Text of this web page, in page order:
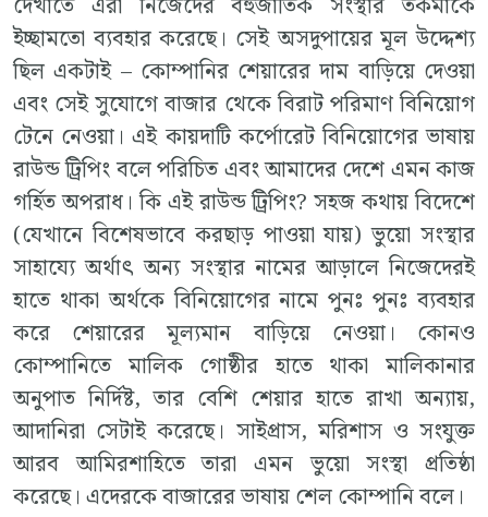
ইচ্ছামতো ব্যবহার করেছে। সেই অসদুপায়ের মূল উদ্দেশ্য
ছিল একটাই – কোম্পানির শেয়ারের দাম বাড়িয়ে দেওয়া
এবং সেই সুযোগে বাজার থেকে বিরাট পরিমাণ বিনিয়োগ
টেনে নেওয়া। এই কায়দাটি কর্পোরেট বিনিয়োগের ভাষায়
রাউন্ড ট্রিপিং বলে পরিচিত এবং আমাদের দেশে এমন কাজ
গর্হিত অপরাধ। কি এই রাউন্ড ট্রিপিং? সহজ কথায় বিদেশে
(যেখানে বিশেষভাবে করছাড় পাওয়া যায়) ভুয়ো সংস্থার
সাহায্যে অর্থাৎ অন্য সংস্থার নামের আড়ালে নিজেদেরই
হাতে থাকা অর্থকে বিনিয়োগের নামে পুনঃ পুনঃ ব্যবহার
করে শেয়ারের মূল্যমান বাড়িয়ে নেওয়া। কোনও
কোম্পানিতে মালিক গোষ্ঠীর হাতে থাকা মালিকানার
অনুপাত নির্দিষ্ট, তার বেশি শেয়ার হাতে রাখা অন্যায়,
আদানিরা সেটাই করেছে। সাইপ্রাস, মরিশাস ও সংযুক্ত
আরব আমিরশাহিতে তারা এমন ভুয়ো সংস্থা প্রতিষ্ঠা
করেছে। এদেরকে বাজারের ভাষায় শেল কোম্পানি বলে।